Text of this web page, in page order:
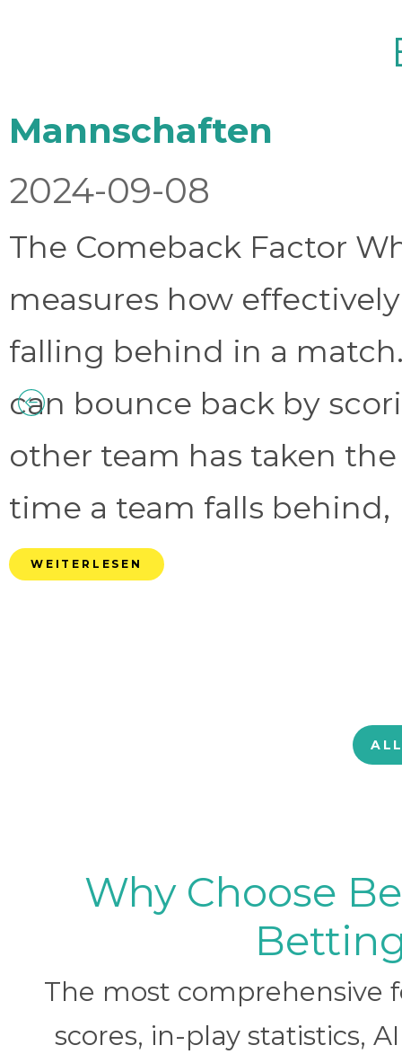
Mannschaften
2024-09-08
The Comeback Factor
measures how
falling behind in a
can bounce back by
other team has taken
time a team falls behind,
WEITERLESEN
Why Choose
The most
scores, in-play statistics,